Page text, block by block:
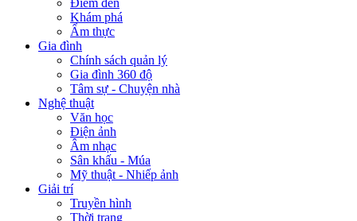
Điểm đến
Khám phá
Ẩm thực
Gia đình
Chính sách quản lý
Gia đình 360 độ
Tâm sự - Chuyện nhà
Nghệ thuật
Văn học
Điện ảnh
Âm nhạc
Sân khấu - Múa
Mỹ thuật - Nhiếp ảnh
Giải trí
Truyền hình
Thời trang